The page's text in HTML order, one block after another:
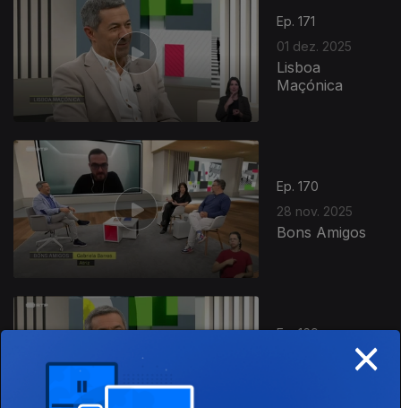
Ep. 171
01 dez. 2025
Lisboa
Maçónica
Ep. 170
28 nov. 2025
Bons Amigos
Ep. 169
×